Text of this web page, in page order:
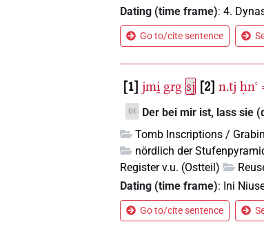
Dating (time frame):4.
Go to/cite sentence
1 jmi̯ grg sj 2 n.tj ḥnꜥ
DE
Der bei mir ist, lass sie
Tomb Inscriptions /
nördlich der
Register v.u. (Ostteil)
Dating (time frame): Ini
Go to/cite sentence